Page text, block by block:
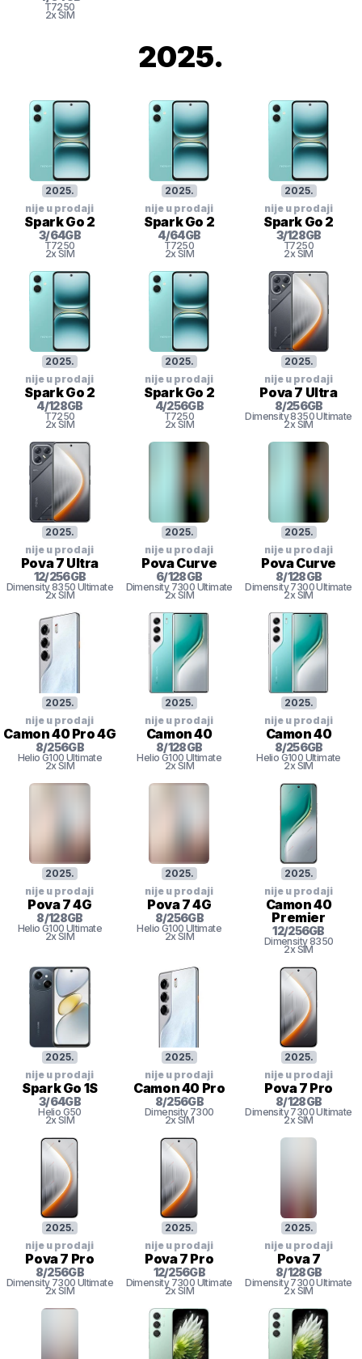
T7250
2x SIM
2025.
2025.
nije u prodaji
Spark Go 2
3/64GB
T7250
2x SIM
2025.
nije u prodaji
Spark Go 2
4/64GB
T7250
2x SIM
2025.
nije u prodaji
Spark Go 2
3/128GB
T7250
2x SIM
2025.
nije u prodaji
Spark Go 2
4/128GB
T7250
2x SIM
2025.
nije u prodaji
Spark Go 2
4/256GB
T7250
2x SIM
2025.
nije u prodaji
Pova 7 Ultra
8/256GB
Dimensity 8350 Ultimate
2x SIM
2025.
nije u prodaji
Pova 7 Ultra
12/256GB
Dimensity 8350 Ultimate
2x SIM
2025.
nije u prodaji
Pova Curve
6/128GB
Dimensity 7300 Ultimate
2x SIM
2025.
nije u prodaji
Pova Curve
8/128GB
Dimensity 7300 Ultimate
2x SIM
2025.
nije u prodaji
Camon 40 Pro 4G
8/256GB
Helio G100 Ultimate
2x SIM
2025.
nije u prodaji
Camon 40
8/128GB
Helio G100 Ultimate
2x SIM
2025.
nije u prodaji
Camon 40
8/256GB
Helio G100 Ultimate
2x SIM
2025.
nije u prodaji
Pova 7 4G
8/128GB
Helio G100 Ultimate
2x SIM
2025.
nije u prodaji
Pova 7 4G
8/256GB
Helio G100 Ultimate
2x SIM
2025.
nije u prodaji
Camon 40
Premier
12/256GB
Dimensity 8350
2x SIM
2025.
nije u prodaji
Spark Go 1S
3/64GB
Helio G50
2x SIM
2025.
nije u prodaji
Camon 40 Pro
8/256GB
Dimensity 7300
2x SIM
2025.
nije u prodaji
Pova 7 Pro
8/128GB
Dimensity 7300 Ultimate
2x SIM
2025.
nije u prodaji
Pova 7 Pro
8/256GB
Dimensity 7300 Ultimate
2x SIM
2025.
nije u prodaji
Pova 7 Pro
12/256GB
Dimensity 7300 Ultimate
2x SIM
2025.
nije u prodaji
Pova 7
8/128GB
Dimensity 7300 Ultimate
2x SIM